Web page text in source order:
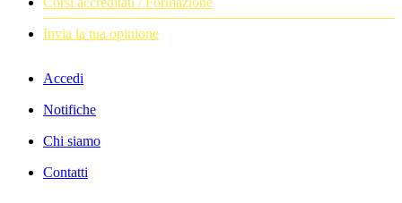
Invia la tua opinione
Accedi
Notifiche
Chi siamo
Contatti